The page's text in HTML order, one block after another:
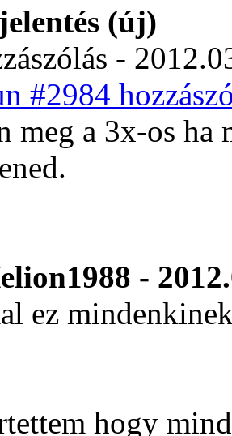
(új)
-
#2984
meg a 3x-os ha
-
ez
hogy